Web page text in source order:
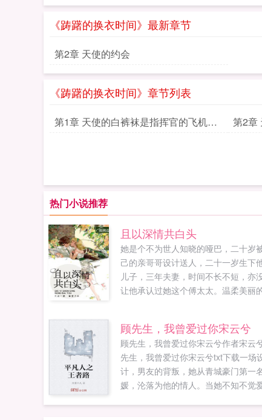
《踌躇的换衣时间》最新章节
第2章 天使的约会
《踌躇的换衣时间》章节列表
第1章 天使的白裤袜是指挥官的飞机杯
第2章
热门小说推荐
且以深情共白头
她是个不为世人知晓的哑巴，二十岁
己的亲哥哥设计送人，二十一岁生下
儿子，三年夫妻，时间不长不短，亦
让他承认过她这个傅太太。温柔美丽
鲫。终于，她不堪重负，落下离婚协议
走他乡，什么都不要又过三年再重逢
把她关在车内苏湘，六年前你满腹心机
爬上我的床，又满腹心机的生下我的
子，你不说一声，抛夫弃子，这个世
没有比你更狠更毒的女人了！...
顾先生，我曾爱过你宋云兮
顾先生，我曾爱过你宋云兮作者宋云
先生，我曾爱过你宋云兮txt下载一场
计，男友的背叛，她从青城豪门第一
媛，沦落为他的情人。当她不知不觉